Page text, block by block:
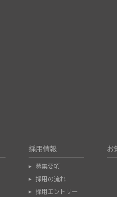
採用情報
募集要項
採用の流れ
採用エントリー
お